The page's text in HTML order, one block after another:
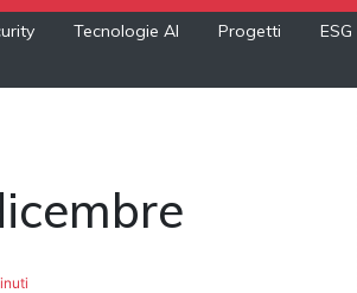
Tecnologie AI Progetti ESG